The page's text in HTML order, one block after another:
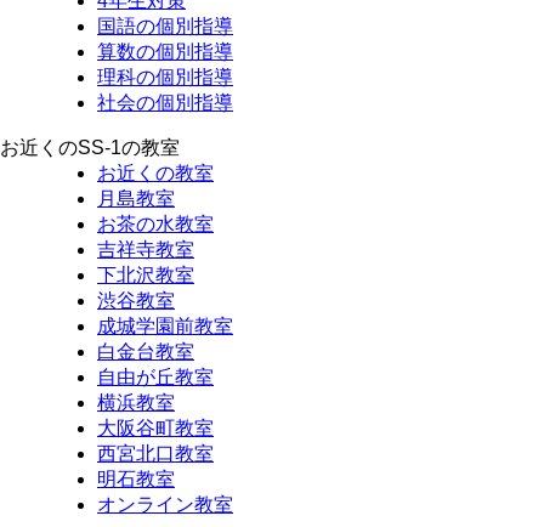
国語の個別指導
算数の個別指導
理科の個別指導
社会の個別指導
お近くのSS-1の教室
お近くの教室
月島教室
お茶の水教室
吉祥寺教室
下北沢教室
渋谷教室
成城学園前教室
白金台教室
自由が丘教室
横浜教室
大阪谷町教室
西宮北口教室
明石教室
オンライン教室